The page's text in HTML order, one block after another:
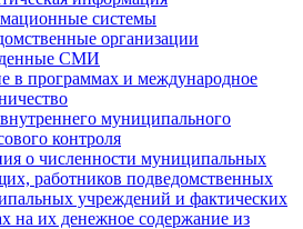
системы
организации
СМИ
в программах и международное
муниципального
контроля
о численности муниципальных
работников подведомственных
учреждений и фактических
на их денежное содержание из